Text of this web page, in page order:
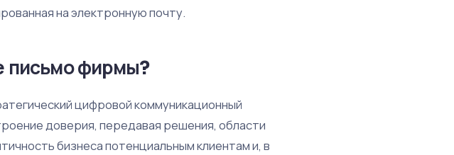
на электронную почту.
письмо фирмы?
цифровой коммуникационный
доверия, передавая решения, области
бизнеса потенциальным клиентам и, в